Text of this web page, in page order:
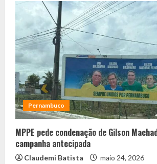
Pernambuco
MPPE pede condenação de Gilson
campanha antecipada
Claudemi Batista maio 24, 2026